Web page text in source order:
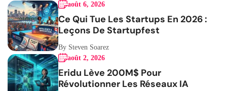
août 6, 2026
Ce Qui Tue Les Startups En 2026 :
Leçons De Startupfest
By Steven Soarez
août 2, 2026
Eridu Lève 200M$ Pour
Révolutionner Les Réseaux IA